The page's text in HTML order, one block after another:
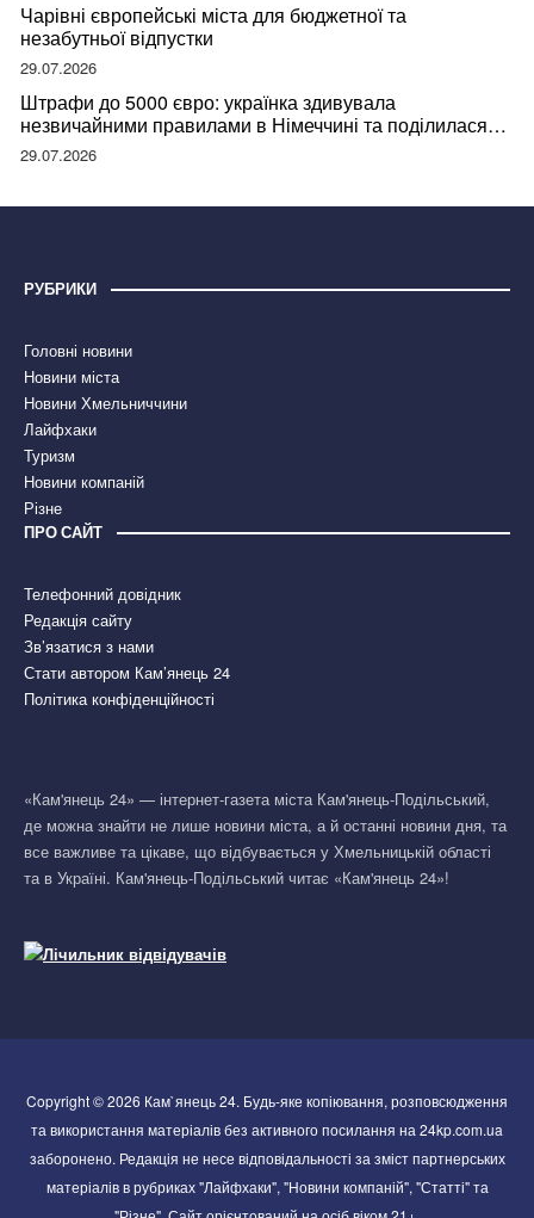
Чарівні європейські міста для бюджетної та
незабутньої відпустки
29.07.2026
Штрафи до 5000 євро: українка здивувала
незвичайними правилами в Німеччині та поділилася
правдою
29.07.2026
РУБРИКИ
Головні новини
Новини міста
Новини Хмельниччини
Лайфхаки
Туризм
Новини компаній
Різне
ПРО САЙТ
Телефонний довідник
Редакція сайту
Зв’язатися з нами
Стати автором Кам’янець 24
Політика конфіденційності
«Кам'янець 24» — інтернет-газета міста Кам'янець-Подільський,
де можна знайти не лише новини міста, а й останні новини дня, та
все важливе та цікаве, що відбувається у Хмельницькій області
та в Україні. Кам'янець-Подільський читає «Кам'янець 24»!
Copyright © 2026 Кам`янець 24. Будь-яке копіювання, розповсюдження
та використання матеріалів без активного посилання на 24kp.com.ua
заборонено. Редакція не несе відповідальності за зміст партнерських
матеріалів в рубриках "Лайфхаки", "Новини компаній", "Статті" та